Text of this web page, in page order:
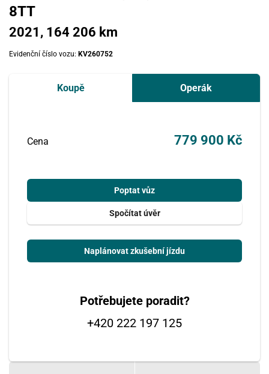
8TT
2021, 164 206 km
Evidenční číslo vozu: KV260752
Koupě Operák
Cena 779 900 Kč
Poptat vůz
Spočítat úvěr
Naplánovat zkušební jízdu
Potřebujete poradit?
+420 222 197 125